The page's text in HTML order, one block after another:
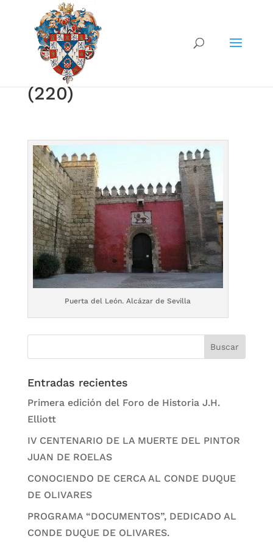
(220)
Puerta del León. Alcázar de Sevilla
Entradas recientes
Primera edición del Foro de Historia J.H.
Elliott
IV CENTENARIO DE LA MUERTE DEL PINTOR
JUAN DE ROELAS
CONOCIENDO DE CERCA AL CONDE DUQUE
DE OLIVARES
PROGRAMA “DOCUMENTOS”, DEDICADO AL
CONDE DUQUE DE OLIVARES.